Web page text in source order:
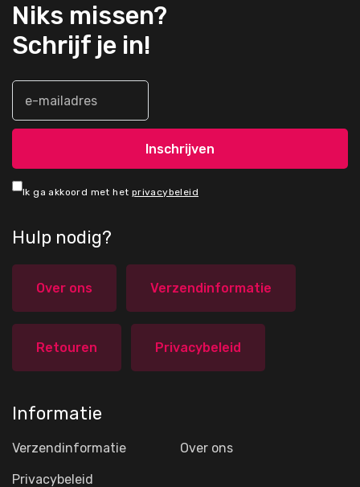
Niks missen?
Schrijf je in!
Ik ga akkoord met het privacybeleid
Hulp nodig?
Over ons Verzendinformatie
Retouren Privacybeleid
Informatie
Verzendinformatie Over ons
Privacybeleid